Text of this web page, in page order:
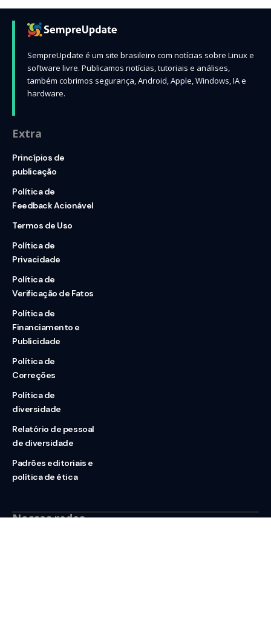
SempreUpdate é um site brasileiro com notícias sobre Linux e
software livre. Publicamos notícias, tutoriais e análises,
também cobrimos segurança, Android, Apple, Windows, IA e
hardware.
Extra
Princípios de
publicação
Política de
Feedback Acionável
Termos de Uso
Política de
Privacidade
Política de
Verificação de Fatos
Política de
Financiamento e
Publicidade
Política de
Correções
Política de
diversidade
Relatório de pessoal
de diversidade
Padrões editoriais e
política de ética
Nossas redes